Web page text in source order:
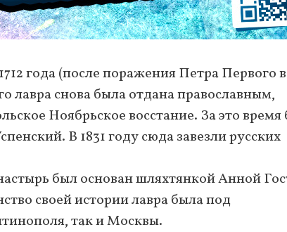
года (после поражения Петра Первого в
лавра снова была отдана православным,
Ноябрьское восстание. За это
В 1831 году сюда завезли русских
был основан шляхтянкой Анной
своей истории лавра была под
так и Москвы.